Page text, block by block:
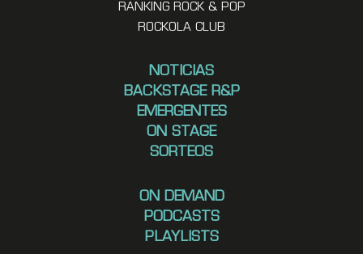
RANKING ROCK & POP
ROCKOLA CLUB
NOTICIAS
BACKSTAGE R&P
EMERGENTES
ON STAGE
SORTEOS
ON DEMAND
PODCASTS
PLAYLISTS